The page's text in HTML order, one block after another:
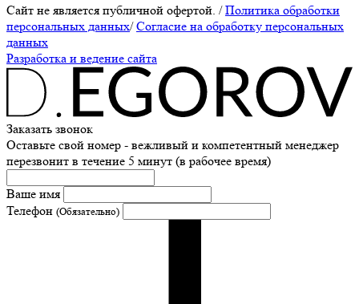
Сайт не является публичной офертой. / Политика обработки
персональных данных/ Согласие на обработку персональных
данных
Разработка и ведение сайта
Заказать звонок
Оставьте свой номер - вежливый и компетентный менеджер
перезвонит в течение 5 минут (в рабочее время)
Ваше имя
Телефон (Обязательно)